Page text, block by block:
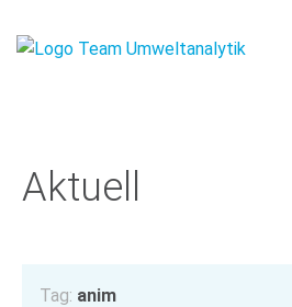
Aktuell
Tag: anim